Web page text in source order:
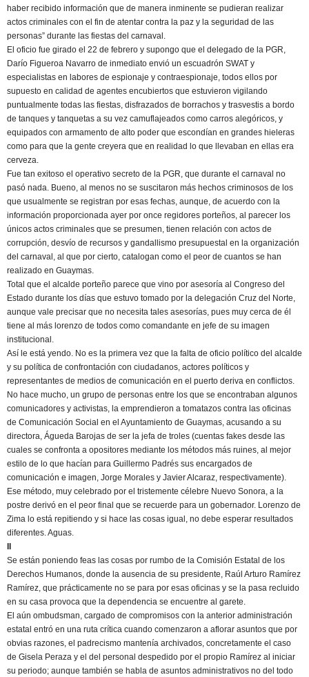
haber recibido información que de manera inminente se pudieran realizar
actos criminales con el fin de atentar contra la paz y la seguridad de las
personas” durante las fiestas del carnaval.
El oficio fue girado el 22 de febrero y supongo que el delegado de la PGR,
Darío Figueroa Navarro de inmediato envió un escuadrón SWAT y
especialistas en labores de espionaje y contraespionaje, todos ellos por
supuesto en calidad de agentes encubiertos que estuvieron vigilando
puntualmente todas las fiestas, disfrazados de borrachos y trasvestis a bordo
de tanques y tanquetas a su vez camuflajeados como carros alegóricos, y
equipados con armamento de alto poder que escondían en grandes hieleras
como para que la gente creyera que en realidad lo que llevaban en ellas era
cerveza.
Fue tan exitoso el operativo secreto de la PGR, que durante el carnaval no
pasó nada. Bueno, al menos no se suscitaron más hechos criminosos de los
que usualmente se registran por esas fechas, aunque, de acuerdo con la
información proporcionada ayer por once regidores porteños, al parecer los
únicos actos criminales que se presumen, tienen relación con actos de
corrupción, desvío de recursos y gandallismo presupuestal en la organización
del carnaval, al que por cierto, catalogan como el peor de cuantos se han
realizado en Guaymas.
Total que el alcalde porteño parece que vino por asesoría al Congreso del
Estado durante los días que estuvo tomado por la delegación Cruz del Norte,
aunque vale precisar que no necesita tales asesorías, pues muy cerca de él
tiene al más lorenzo de todos como comandante en jefe de su imagen
institucional.
Así le está yendo. No es la primera vez que la falta de oficio político del alcalde
y su política de confrontación con ciudadanos, actores políticos y
representantes de medios de comunicación en el puerto deriva en conflictos.
No hace mucho, un grupo de personas entre los que se encontraban algunos
comunicadores y activistas, la emprendieron a tomatazos contra las oficinas
de Comunicación Social en el Ayuntamiento de Guaymas, acusando a su
directora, Águeda Barojas de ser la jefa de troles (cuentas fakes desde las
cuales se confronta a opositores mediante los métodos más ruines, al mejor
estilo de lo que hacían para Guillermo Padrés sus encargados de
comunicación e imagen, Jorge Morales y Javier Alcaraz, respectivamente).
Ese método, muy celebrado por el tristemente célebre Nuevo Sonora, a la
postre derivó en el peor final que se recuerde para un gobernador. Lorenzo de
Zima lo está repitiendo y si hace las cosas igual, no debe esperar resultados
diferentes. Aguas.
II
Se están poniendo feas las cosas por rumbo de la Comisión Estatal de los
Derechos Humanos, donde la ausencia de su presidente, Raúl Arturo Ramírez
Ramírez, que prácticamente no se para por esas oficinas y se la pasa recluido
en su casa provoca que la dependencia se encuentre al garete.
El aún ombudsman, cargado de compromisos con la anterior administración
estatal entró en una ruta crítica cuando comenzaron a aflorar asuntos que por
obvias razones, el padrecismo mantenía archivados, concretamente el caso
de Gisela Peraza y el del personal despedido por el propio Ramírez al iniciar
su periodo; aunque también se habla de asuntos administrativos no del todo